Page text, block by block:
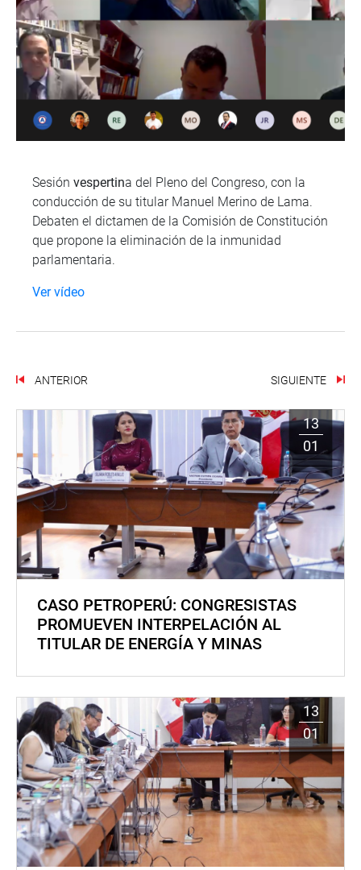
Sesión vespertina del Pleno del Congreso, con la
conducción de su titular Manuel Merino de Lama.
Debaten el dictamen de la Comisión de Constitución
que propone la eliminación de la inmunidad
parlamentaria.
Ver vídeo
ANTERIOR SIGUIENTE
13
01
CASO PETROPERÚ: CONGRESISTAS
PROMUEVEN INTERPELACIÓN AL
TITULAR DE ENERGÍA Y MINAS
13
01